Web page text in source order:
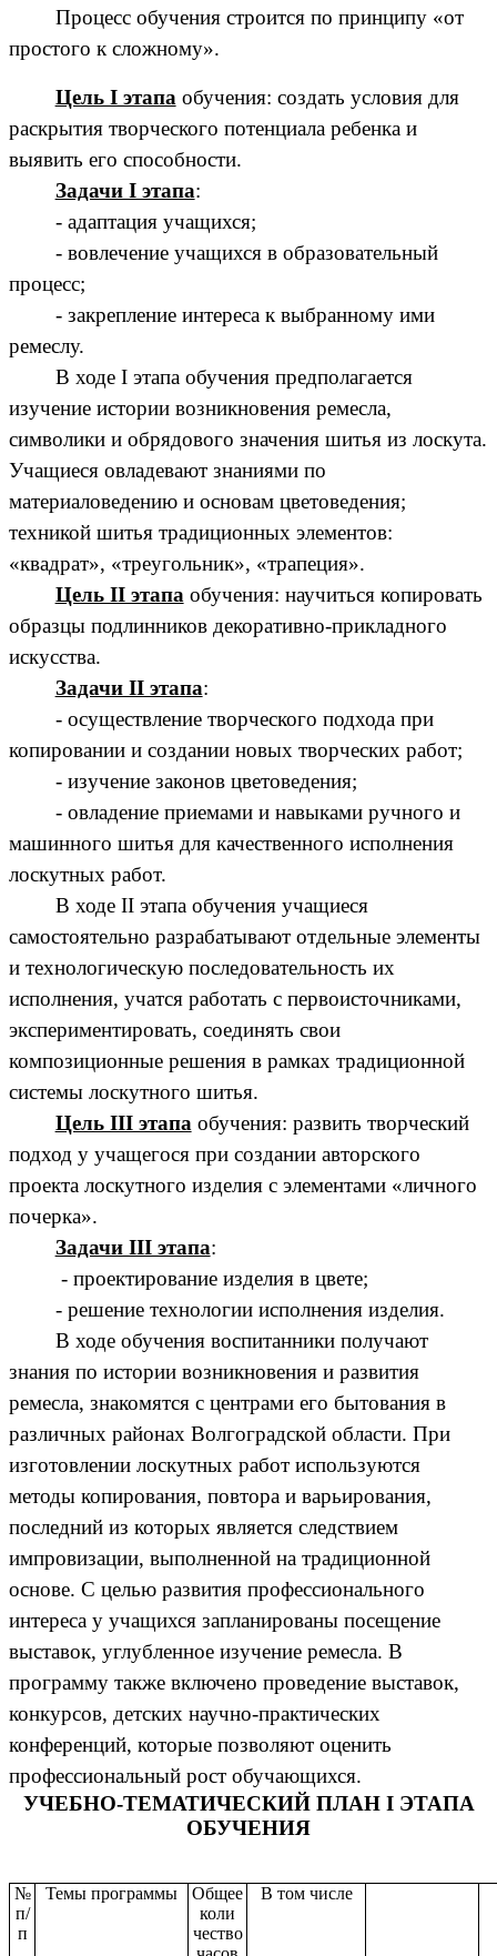
Процесс обучения строится по принципу «от
простого к сложному».
Цель I этапа обучения: создать условия для
раскрытия творческого потенциала ребенка и
выявить его способности.
Задачи I этапа:
- адаптация учащихся;
- вовлечение учащихся в образовательный
процесс;
- закрепление интереса к выбранному ими
ремеслу.
В ходе I этапа обучения предполагается
изучение истории возникновения ремесла,
символики и обрядового значения шитья из лоскута.
Учащиеся овладевают знаниями по
материаловедению и основам цветоведения;
техникой шитья традиционных элементов:
«квадрат», «треугольник», «трапеция».
Цель II этапа обучения: научиться копировать
образцы подлинников декоративно-прикладного
искусства.
Задачи II этапа:
- осуществление творческого подхода при
копировании и создании новых творческих работ;
- изучение законов цветоведения;
- овладение приемами и навыками ручного и
машинного шитья для качественного исполнения
лоскутных работ.
В ходе II этапа обучения учащиеся
самостоятельно разрабатывают отдельные элементы
и технологическую последовательность их
исполнения, учатся работать с первоисточниками,
экспериментировать, соединять свои
композиционные решения в рамках традиционной
системы лоскутного шитья.
Цель III этапа обучения: развить творческий
подход у учащегося при создании авторского
проекта лоскутного изделия с элементами «личного
почерка».
Задачи III этапа:
- проектирование изделия в цвете;
- решение технологии исполнения изделия.
В ходе обучения воспитанники получают
знания по истории возникновения и развития
ремесла, знакомятся с центрами его бытования в
различных районах Волгоградской области. При
изготовлении лоскутных работ используются
методы копирования, повтора и варьирования,
последний из которых является следствием
импровизации, выполненной на традиционной
основе. С целью развития профессионального
интереса у учащихся запланированы посещение
выставок, углубленное изучение ремесла. В
программу также включено проведение выставок,
конкурсов, детских научно-практических
конференций, которые позволяют оценить
профессиональный рост обучающихся.
УЧЕБНО-ТЕМАТИЧЕСКИЙ ПЛАН I ЭТАПА
ОБУЧЕНИЯ
№
п/
п
Темы программы
Общее
коли
чество
В том числе